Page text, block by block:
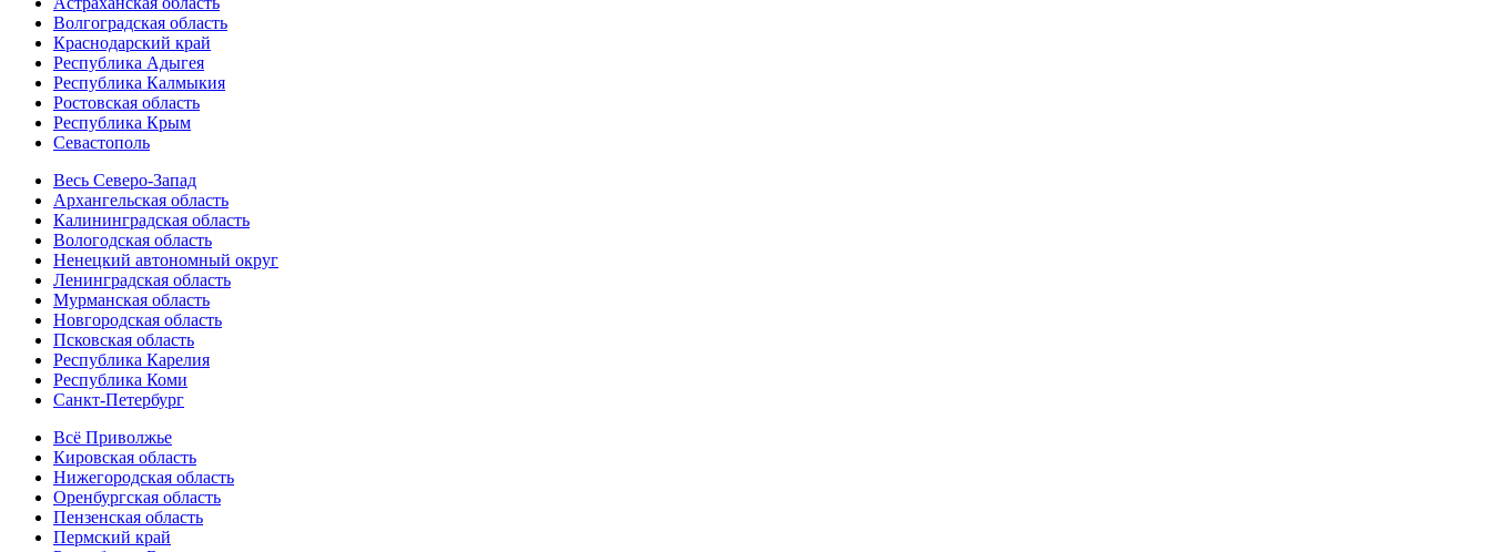
Волгоградская область
Краснодарский край
Республика Адыгея
Республика Калмыкия
Ростовская область
Республика Крым
Севастополь
Весь Северо-Запад
Архангельская область
Калининградская область
Вологодская область
Ненецкий автономный округ
Ленинградская область
Мурманская область
Новгородская область
Псковская область
Республика Карелия
Республика Коми
Санкт-Петербург
Всё Приволжье
Кировская область
Нижегородская область
Оренбургская область
Пензенская область
Пермский край